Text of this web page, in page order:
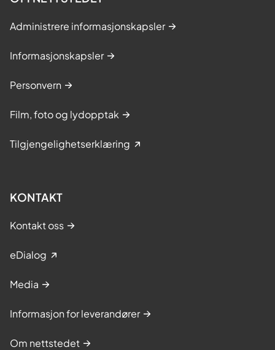
Administrere informasjonskapsler
Informasjonskapsler
Personvern
Film, foto og lydopptak
Tilgjengelighetserklæring
KONTAKT
Kontakt oss
eDialog
Media
Informasjon for leverandører
Om nettstedet